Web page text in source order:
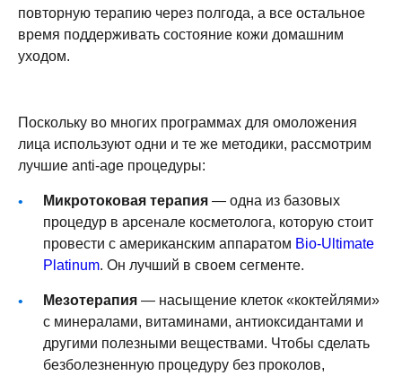
повторную терапию через полгода, а все остальное
время поддерживать состояние кожи домашним
уходом.
Поскольку во многих программах для омоложения
лица используют одни и те же методики, рассмотрим
лучшие anti-age процедуры:
Микротоковая терапия — одна из базовых
процедур в арсенале косметолога, которую стоит
провести с американским аппаратом Bio-Ultimate
Platinum . Он лучший в своем сегменте.
Мезотерапия — насыщение клеток «коктейлями»
с минералами, витаминами, антиоксидантами и
другими полезными веществами. Чтобы сделать
безболезненную процедуру без проколов,